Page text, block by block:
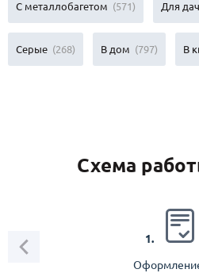
С металлобагетом (571) Для
Серые (268) В дом (797) В
Схема
1.